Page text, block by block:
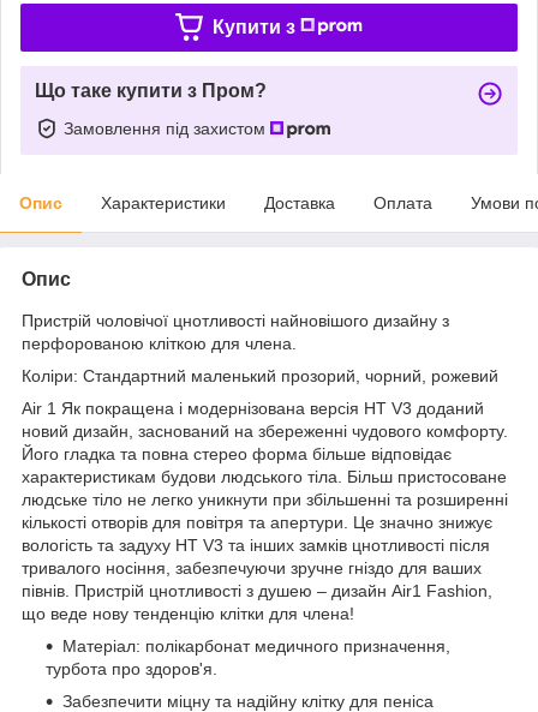
Купити з
Що таке купити з Пром?
Замовлення під захистом
Опис Характеристики Доставка Оплата Умови
Опис
Пристрій чоловічої цнотливості найновішого дизайну з
перфорованою кліткою для члена.
Коліри: Стандартний маленький прозорий, чорний, рожевий
Air 1 Як покращена і модернізована версія HT V3 доданий
новий дизайн, заснований на збереженні чудового комфорту.
Його гладка та повна стерео форма більше відповідає
характеристикам будови людського тіла. Більш пристосоване
людське тіло не легко уникнути при збільшенні та розширенні
кількості отворів для повітря та апертури. Це значно знижує
вологість та задуху HT V3 та інших замків цнотливості після
тривалого носіння, забезпечуючи зручне гніздо для ваших
півнів. Пристрій цнотливості з душею – дизайн Air1 Fashion,
що веде нову тенденцію клітки для члена!
Матеріал: полікарбонат медичного призначення,
турбота про здоров'я.
Забезпечити міцну та надійну клітку для пеніса